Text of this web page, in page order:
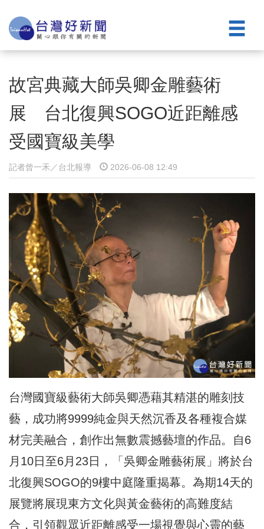
故宮典藏大師吳卿金雕藝術
展 台北復興SOGO近距離感
受國寶級美學
記者曾一禾／台北報導 2026-06-08 12:49
台灣國寶級藝術大師吳卿憑藉其精湛的雕刻技
藝，成功將9999純金與天然沉香及各種複合媒
材完美融合，創作出無數震撼藝壇的作品。自6
月10日至6月23日，「吳卿金雕藝術展」將於台
北復興SOGO的9樓中庭隆重揭幕。為期14天的
展覽將展現東方文化與黃金藝術的高難度結
合，引領觀眾近距離感受一場視覺與心靈的藝